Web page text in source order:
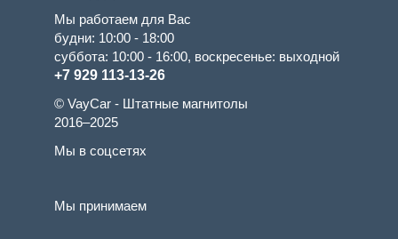
Мы работаем для Вас
будни: 10:00 - 18:00
суббота: 10:00 - 16:00, воскресенье: выходной
+7 929 113-13-26
© VayCar - Штатные магнитолы
2016–2025
Мы в соцсетях
Мы принимаем